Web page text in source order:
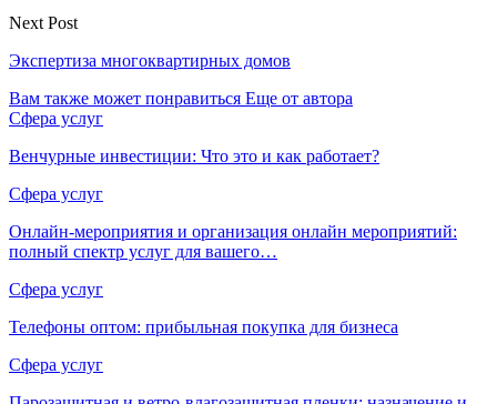
Next Post
Экспертиза многоквартирных домов
Вам также может понравиться Еще от автора
Сфера услуг
Венчурные инвестиции: Что это и как работает?
Сфера услуг
Онлайн-мероприятия и организация онлайн мероприятий:
полный спектр услуг для вашего…
Сфера услуг
Телефоны оптом: прибыльная покупка для бизнеса
Сфера услуг